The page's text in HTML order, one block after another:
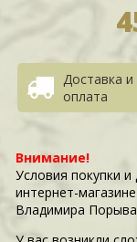
Доставка и
оплата
Внимание!
Условия покупки
интернет-
Владимира